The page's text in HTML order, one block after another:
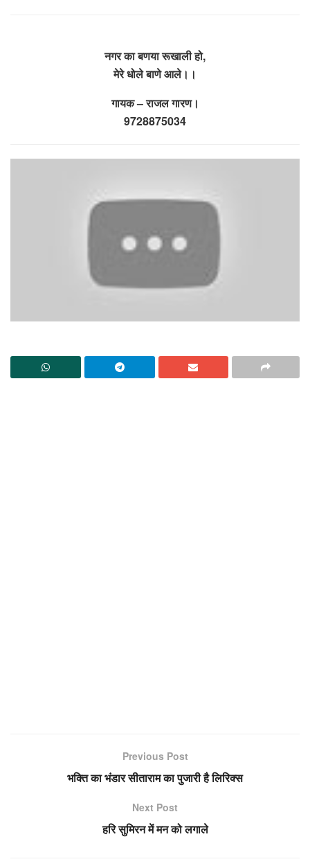
नगर का बणया रूखाली हो,
मेरे धोले बाणे आले।।
गायक – राजल गारण।
9728875034
Previous Post
भक्ति का भंडार सीताराम का पुजारी है लिरिक्स
Next Post
हरि सुमिरन में मन को लगाले